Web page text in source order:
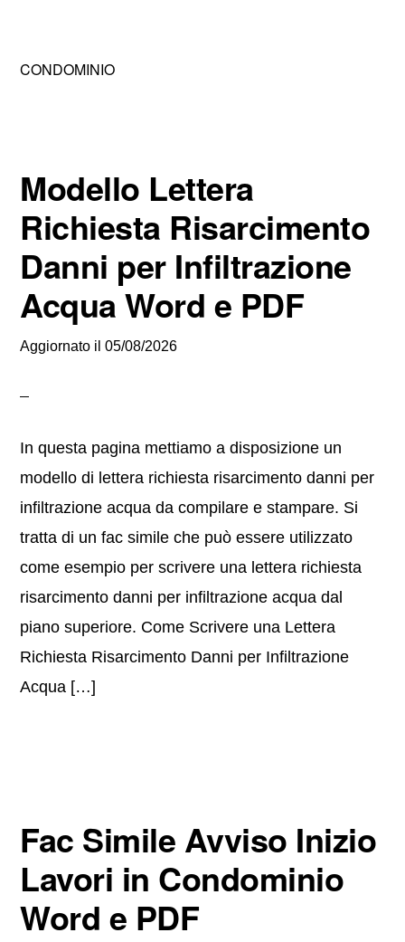
CONDOMINIO
Modello Lettera
Richiesta Risarcimento
Danni per Infiltrazione
Acqua Word e PDF
Aggiornato il05/08/2026
In questa pagina mettiamo a disposizione un
modello di lettera richiesta risarcimento danni per
infiltrazione acqua da compilare e stampare. Si
tratta di un fac simile che può essere utilizzato
come esempio per scrivere una lettera richiesta
risarcimento danni per infiltrazione acqua dal
piano superiore. Come Scrivere una Lettera
Richiesta Risarcimento Danni per Infiltrazione
Acqua […]
Fac Simile Avviso Inizio
Lavori in Condominio
Word e PDF